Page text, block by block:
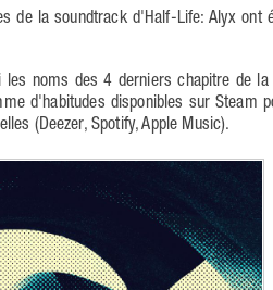
de la soundtrack d'Half-Life: Alyx ont
les noms des 4 derniers chapitre de
d'habitudes disponibles sur Steam
(Deezer, Spotify, Apple Music).